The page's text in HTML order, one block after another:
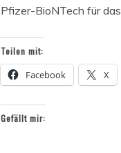
Pfizer-BioNTech für das
Teilen mit:
Facebook X
Gefällt mir: